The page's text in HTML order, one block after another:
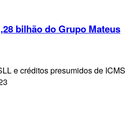
bilhão do Grupo Mateus
e créditos presumidos de ICMS